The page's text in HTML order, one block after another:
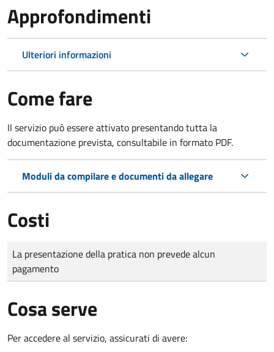
Approfondimenti
Ulteriori informazioni
Come fare
Il servizio può essere attivato presentando tutta la
documentazione prevista, consultabile in formato PDF.
Moduli da compilare e documenti da allegare
Costi
Tipo di pagamento
Importo
La presentazione della pratica non prevede alcun
pagamento
Cosa serve
Per accedere al servizio, assicurati di avere: